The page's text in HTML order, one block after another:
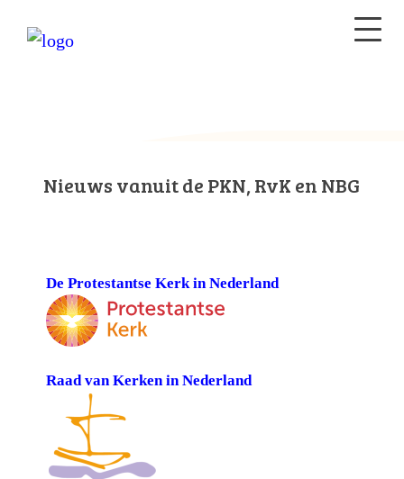
Nieuws vanuit de PKN, RvK en NBG
De Protestantse Kerk in Nederland
Raad van Kerken in Nederland